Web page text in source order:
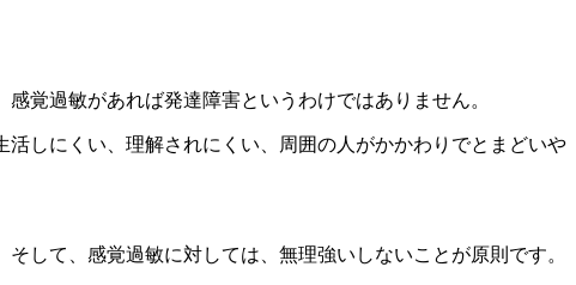
覚過敏があれば発達障害というわけではありません。
しにくい、理解されにくい、周囲の人がかかわりでとまどいや
して、感覚過敏に対しては、無理強いしないことが原則です。